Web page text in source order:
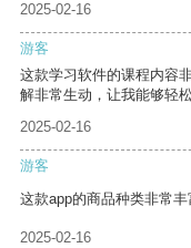
2025-02-16
游客
这款学习软件的课程内容
解非常生动，让我能够轻
2025-02-16
游客
这款app的商品种类非常丰
2025-02-16